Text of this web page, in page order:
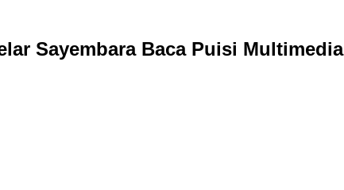
Sayembara Baca Puisi Multimedia